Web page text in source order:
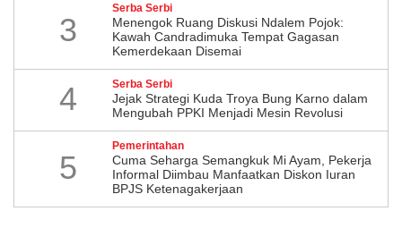
3
Serba Serbi
Menengok Ruang Diskusi Ndalem Pojok:
Kawah Candradimuka Tempat Gagasan
Kemerdekaan Disemai
4 Serba Serbi
Jejak Strategi Kuda Troya Bung Karno dalam
Mengubah PPKI Menjadi Mesin Revolusi
5
Pemerintahan
Cuma Seharga Semangkuk Mi Ayam, Pekerja
Informal Diimbau Manfaatkan Diskon Iuran
BPJS Ketenagakerjaan